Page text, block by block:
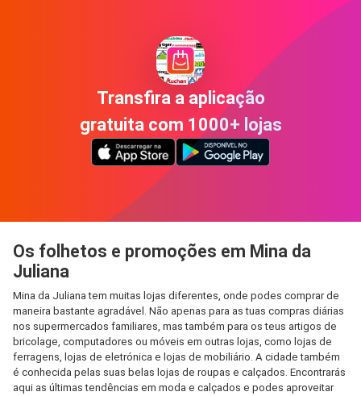
Transfira a aplicação
gratuita com 1000+ lojas
Os folhetos e promoções em Mina da
Juliana
Mina da Juliana tem muitas lojas diferentes, onde podes comprar de
maneira bastante agradável. Não apenas para as tuas compras diárias
nos supermercados familiares, mas também para os teus artigos de
bricolage, computadores ou móveis em outras lojas, como lojas de
ferragens, lojas de eletrónica e lojas de mobiliário. A cidade também
é conhecida pelas suas belas lojas de roupas e calçados. Encontrarás
aqui as últimas tendências em moda e calçados e podes aproveitar